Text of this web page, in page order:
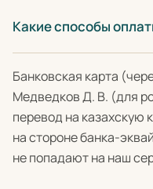
Какие способы
Банковская карта
Медведков Д. В. (для
перевод на казахскую
на стороне банка-
не попадают на наш